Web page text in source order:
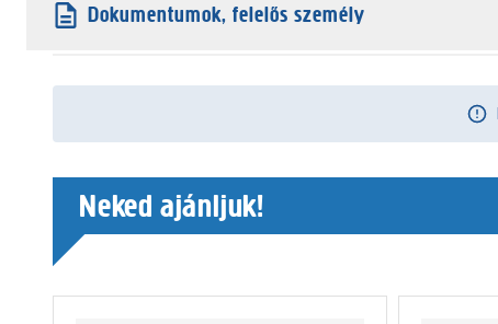
Dokumentumok, felelős személy
Neked ajánljuk!